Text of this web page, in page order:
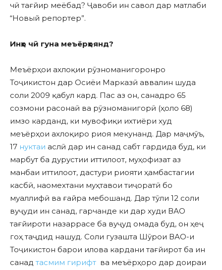
чӣ тағйир меёбад? Ҷавоби ин савол дар матлаби
“Новый репортер”.
Инҳо чӣ гуна меъёрҳоянд?
Меъёрҳои ахлоқии рӯзноманигоронро
Тоҷикистон дар Осиёи Марказӣ аввалин шуда
соли 2009 қабул кард. Пас аз он, санадро 65
созмони расонаӣ ва рӯзноманигорӣ (ҳоло 68)
имзо карданд, ки мувофиқи ихтиёри худ
меъёрҳои ахлоқиро риоя мекунанд. Дар маҷмӯъ,
17 нуктаи аслӣ дар ин санад сабт гардида буд, ки
марбут ба дурустии иттилоот, муҳофизат аз
манбаи иттилоот, дастури риояти ҳамбастагии
касбӣ, наомехтани муҳтавои тиҷоратӣ бо
муаллифӣ ва ғайра мебошанд. Дар тӯли 12 соли
вуҷуди ин санад, гарчанде ки дар худи ВАО
тағйироти назаррасе ба вуҷуд омада буд, он ҳеҷ
гоҳ таҷдид нашуд. Соли гузашта Шӯрои ВАО-и
Тоҷикистон барои илова кардани тағйирот ба ин
санад тасмим гирифт ва меъёрҳоро дар доираи